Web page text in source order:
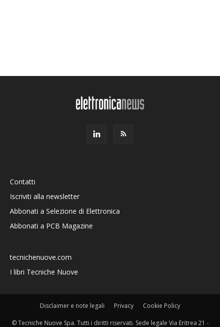
Contatti
Iscriviti alla newsletter
Abbonati a Selezione di Elettronica
Abbonati a PCB Magazine
tecnichenuove.com
I libri Tecniche Nuove
Disclaimer e note legali Privacy Cookie Policy
© Tecniche Nuove Spa. Tutti i diritti riservati. Sede legale Via Eritrea 21 -